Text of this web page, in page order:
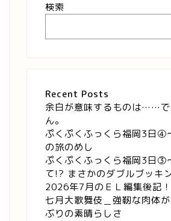
検索
Recent Posts
余白が意味するものは……で
ん。
ぷくぷくふっくら福岡3日④
の旅のめし
ぷくぷくふっくら福岡3日③
て!? まさかのダブルブッキ
2026年7月のＥＬ編集後記！
七月大歌舞伎＿強靭な肉体
ぶりの素晴らしさ